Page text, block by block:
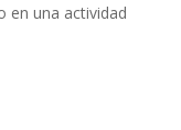
en una actividad